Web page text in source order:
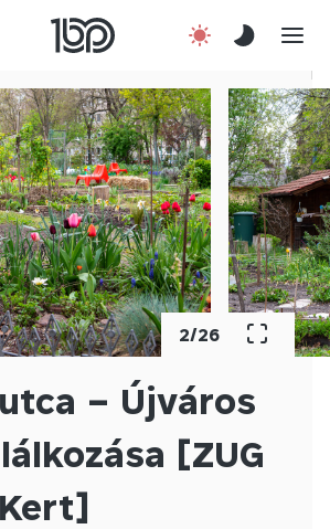
Csatlakozz!
Kapcsolat
En
2/26
– Újváros
[ZUG